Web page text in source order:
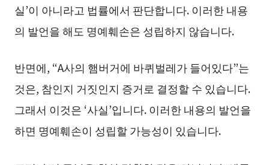
실’이 아니라고 법률에서 판단합니다. 이러한 내용
의 발언을 해도 명예훼손은 성립하지 않습니다.
반면에, “A사의 햄버거에 바퀴벌레가 들어있다”는
것은, 참인지 거짓인지 증거로 결정할 수 있습니다.
그래서 이것은 ‘사실’입니다. 이러한 내용의 발언을
하면 명예훼손이 성립할 가능성이 있습니다.